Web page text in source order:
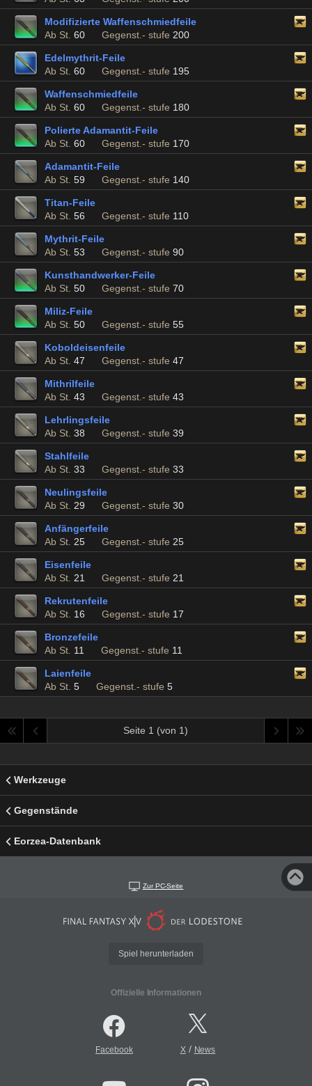
Modifizierte Waffenschmiedfeile
Ab St. 60 Gegenst.- stufe 200
Edelmythrit-Feile
Ab St. 60 Gegenst.- stufe 195
Waffenschmiedfeile
Ab St. 60 Gegenst.- stufe 180
Polierte Adamantit-Feile
Ab St. 60 Gegenst.- stufe 170
Adamantit-Feile
Ab St. 59 Gegenst.- stufe 140
Titan-Feile
Ab St. 56 Gegenst.- stufe 110
Mythrit-Feile
Ab St. 53 Gegenst.- stufe 90
Kunsthandwerker-Feile
Ab St. 50 Gegenst.- stufe 70
Miliz-Feile
Ab St. 50 Gegenst.- stufe 55
Koboldeisenfeile
Ab St. 47 Gegenst.- stufe 47
Mithrilfeile
Ab St. 43 Gegenst.- stufe 43
Lehrlingsfeile
Ab St. 38 Gegenst.- stufe 39
Stahlfeile
Ab St. 33 Gegenst.- stufe 33
Neulingsfeile
Ab St. 29 Gegenst.- stufe 30
Anfängerfeile
Ab St. 25 Gegenst.- stufe 25
Eisenfeile
Ab St. 21 Gegenst.- stufe 21
Rekrutenfeile
Ab St. 16 Gegenst.- stufe 17
Bronzefeile
Ab St. 11 Gegenst.- stufe 11
Laienfeile
Ab St. 5 Gegenst.- stufe 5
Seite 1 (von 1)
Werkzeuge
Gegenstände
Eorzea-Datenbank
Zur PC-Seite
Spiel herunterladen
Offizielle Informationen
Facebook X/ News